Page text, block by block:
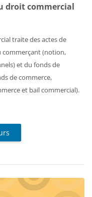
droit commercial
traite des actes de
commerçant (notion,
et du fonds de
de commerce,
et bail commercial).